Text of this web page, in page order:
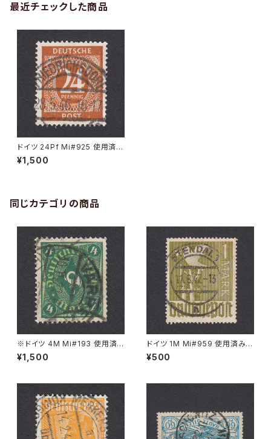
最近チェックした商品
ドイツ 24Pf Mi#925 使用済み
切手｜FRIEDRICHSDORF 2
8.5.1946
¥1,500
同じカテゴリの商品
※ドイツ 4M Mi#193 使用済
み切手｜VARREL 30.11.1922
¥1,500
ドイツ 1M Mi#959 使用済み切
手｜STENDAL 11.8.1947
¥500